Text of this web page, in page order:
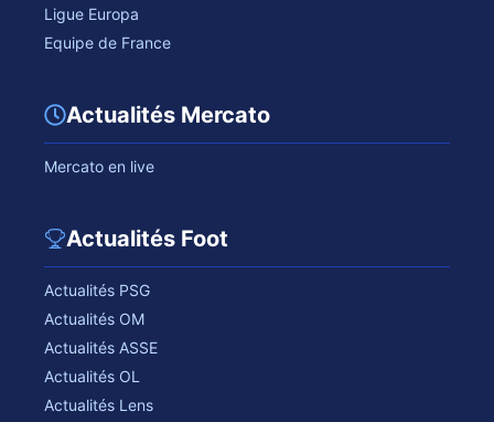
Ligue Europa
Equipe de France
Actualités Mercato
Mercato en live
Actualités Foot
Actualités PSG
Actualités OM
Actualités ASSE
Actualités OL
Actualités Lens